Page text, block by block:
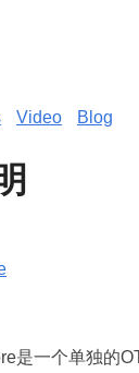
Video Blog
是一个单独的